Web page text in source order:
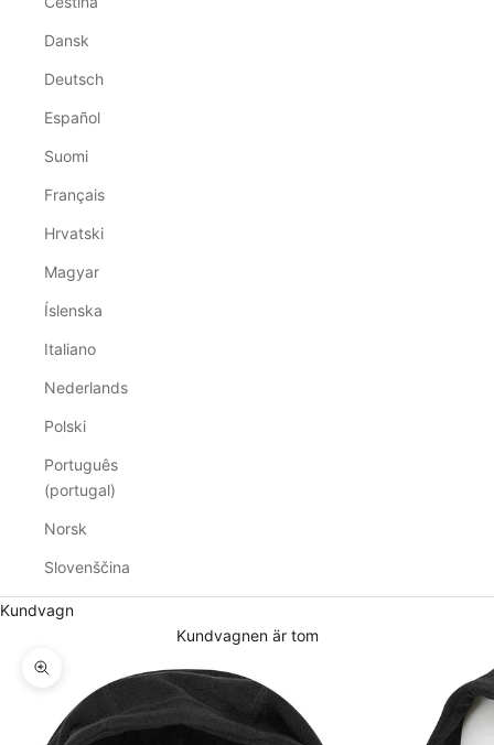
Dansk
Deutsch
Español
Suomi
Français
Hrvatski
Magyar
Íslenska
Italiano
Nederlands
Polski
Português
(portugal)
Norsk
Slovenščina
Kundvagn
Kundvagnen är tom
Zooma